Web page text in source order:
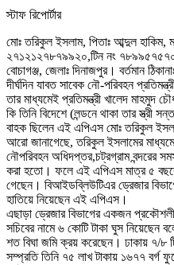
স্টাফ রিপোর্টার
মোঃ তরিকুল ইসলাম, পিতাঃ আব্দুল হাকিম,
২৭১২১২৭৮৭৯৯২০,টিন নং
বোচাগঞ্জ, জেলাঃ দিনাজপুর। বর্তমান
দীর্ঘদিন যাবত সাবেক নৌ-পরিবহন
তার মাধ্যমেই প্রতিমন্ত্রী খালেদ মাহমুদ
কি তিনি বিদেশে (লন্ডনে থাকা তার স্ত্রী
বাহক ছিলেন এই এপিএস মোঃ তরিকুল
আরো জানাগেছে, তরিকুল ইসলামের
নৌপরিবহন অধিদপ্তর,চট্রগ্রাম বন্দরের
করা হতো। ফলে এই এপিএস মাত্র ৫
গেছেন। বিআইডব্লিউটিএর ড্রেজার
হাতিয়ে নিয়েছেন এই এপিএস।
এছাড়া ড্রেজার বিভাগের একজন
সচিবের নামে ৬ কোটি টাকা ঘুস নিয়েছেন
শত বিঘা জমি ক্রয় করেছেন। ঢাকায় ৭/৮
সম্প্রতি তিনি ৭৫ লাখ টাকায় ১৬৭৭ বর্গ